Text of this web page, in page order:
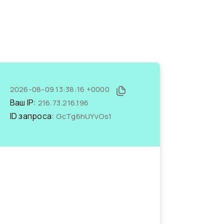
2026-08-09 13:38:16 +0000
Ваш IP: 216.73.216.196
ID запроса: GcTg6hUYvOs1